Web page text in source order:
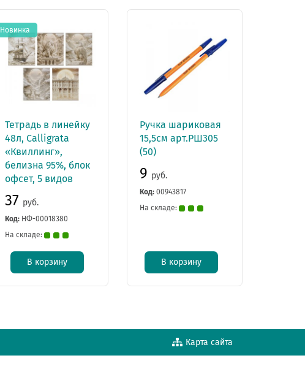
Тетрадь в линейку
48л, Calligrata
«Квиллинг»,
белизна 95%, блок
офсет, 5 видов
37 руб.
Код: НФ-00018380
На складе:
В корзину
Новинка
Ручка шариковая
15,5см арт.РШ305
(50)
9 руб.
Код: 00943817
На складе:
В корзину
Карта сайта